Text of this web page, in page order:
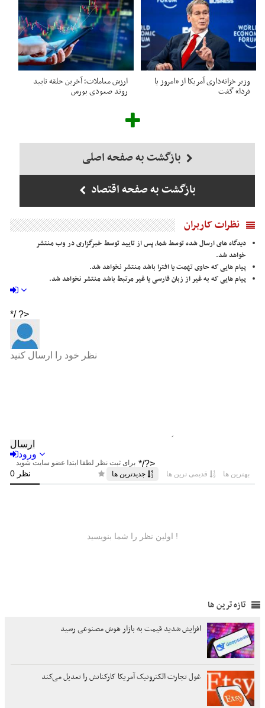
وزیر خزانه‌داری آمریکا از «امروز یا
فردا» گفت
ارزش معاملات؛ آخرین حلقه تایید
روند صعودی بورس
بازگشت به صفحه اصلی
بازگشت به صفحه اقتصاد
نظرات کاربران
دیدگاه های ارسال شده توسط شما، پس از تایید توسط خبرگزاری در وب منتشر
خواهد شد.
پیام هایی که حاوی تهمت یا افترا باشد منتشر نخواهد شد.
پیام هایی که به غیر از زبان فارسی یا غیر مرتبط باشد منتشر نخواهد شد.
تازه ترین ها
افزایش شدید قیمت به بازار هوش مصنوعی رسید
غول تجارت الکترونیک آمریکا کارکنانش را تعدیل می‌کند